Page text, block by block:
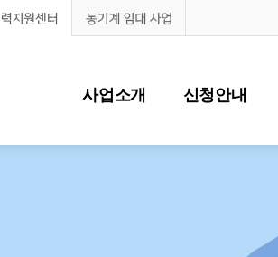
제주농업인력지원센터 농기계임대사업
사업소개 신청안내